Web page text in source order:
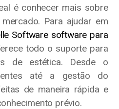
é conhecer mais sobre
Para ajudar em
Software software para
todo o suporte para
de estética. Desde o
até a gestão do
de maneira rápida e
prévio.